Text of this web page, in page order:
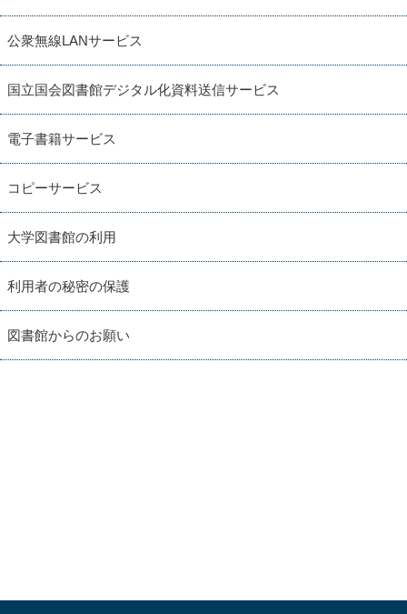
公衆無線LANサービス
国立国会図書館デジタル化資料送信サービス
電子書籍サービス
コピーサービス
大学図書館の利用
利用者の秘密の保護
図書館からのお願い